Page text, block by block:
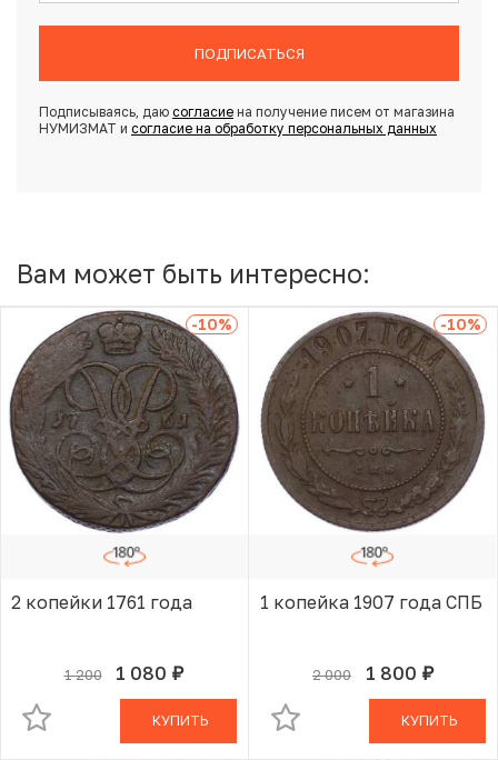
ПОДПИСАТЬСЯ
Подписываясь, даю согласиена получение писем от магазина
НУМИЗМАТ и согласие на обработку персональных данных
Вам может быть интересно:
-10%
2 копейки 1761 года
1 200 1 080 руб.
В КОРЗИНЕ
КУПИТЬ
-10%
1 копейка 1907 года СПБ
2 000 1 800 руб.
В КОРЗИНЕ
КУПИТЬ